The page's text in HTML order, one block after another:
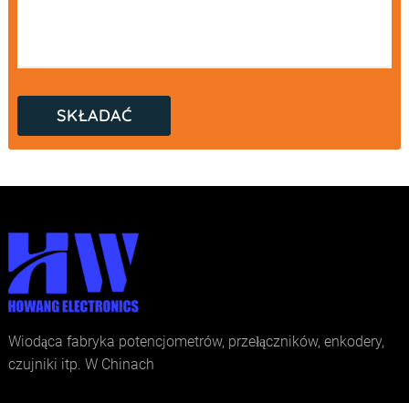
Wiodąca fabryka potencjometrów, przełączników, enkodery,
czujniki itp. W Chinach